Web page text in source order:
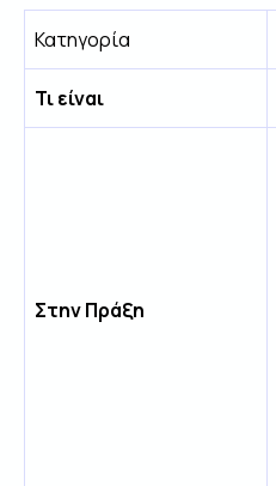
Κατηγορία
Τι είναι
Στην Πράξη